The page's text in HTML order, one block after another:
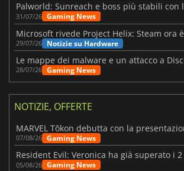
31/07/26 Gaming News
Microsoft rivede Project Helix: Steam ora
29/07/26 Notizie su Hardware
28/07/26 Gaming News
NOTIZIE, OFFERTE
07/08/26 Gaming News
05/08/26 Gaming News